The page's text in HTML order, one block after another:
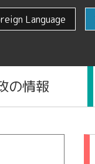
Language
の情報